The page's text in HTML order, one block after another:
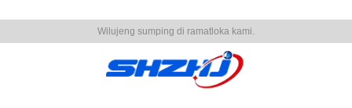
Wilujeng sumping di ramatloka kami.